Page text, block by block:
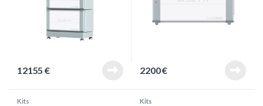
12155€ 2200€
Kits Kits